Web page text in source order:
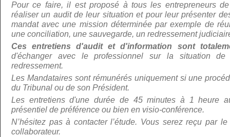
Pour ce faire, il est proposé à tous les entrepreneurs
réaliser un audit de leur situation et pour leur présenter
mandat avec une mission déterminée par exemple de
une conciliation, une sauvegarde, un redressement
Ces entretiens d'audit et d'information sont
d'échanger avec le professionnel sur la situation
redressement.
Les Mandataires sont rémunérés uniquement si une
du Tribunal ou de son Président.
Les entretiens d'une durée de 45 minutes à 1 heure
présentiel de préférence ou bien en visio-conférence.
N’hésitez pas à contacter l’étude. Vous serez reçu par
collaborateur.